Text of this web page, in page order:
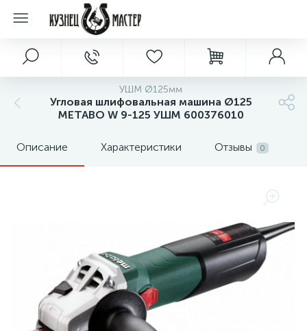
УШМ Ø125мм
Угловая шлифовальная машина Ø125
METABO W 9-125 УШМ 600376010
Описание Характеристики Отзывы 0